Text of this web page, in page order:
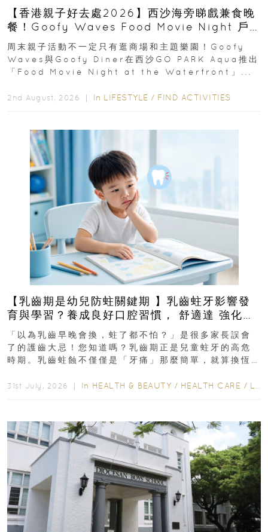
【香港親子好去處2026】西沙海旁睇戲兼食晚
餐！Goofy Waves Food Movie Night 戶
外影院逢週末登場
周末親子活動不一定只有逛商場和主題樂園！Goofy
Waves與Goofy Diner在西沙GO PARK Aqua推出
「Food Movie Night at the Waterfront」...
2nd August, 2026 ｜ In LIFESTYLE / FIND ACTIVITIES
【乳齒期是幼兒防蛀關鍵期 】乳齒蛀牙影響發
育與學習？養成良好口腔習慣， 舒適達 強化琺
瑯質 兒童牙膏防護指南
「以為乳齒早晚會換，蛀了都不怕？」是很多家長誤會
了的護齒大忌！您知道嗎？乳齒期正是兒童蛀牙的高危
時期。乳齒蛀蝕不僅僅是「牙痛」那麼簡單，就算換恆
31st July, 2026 ｜ In HEALTH & BEAUTY / HEALTH CARE / LIFESTYLE